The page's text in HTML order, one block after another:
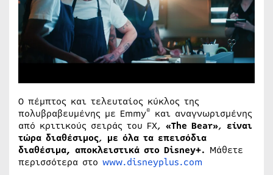
Ο πέμπτος και τελευταίος κύκλος της
πολυβραβευμένης με Emmy® και αναγνωρισμένης
από κριτικούς σειράς του FX, «The Bear», είναι
τώρα διαθέσιμος, με όλα τα επεισόδια
διαθέσιμα, αποκλειστικά στο Disney+. Μάθετε
περισσότερα στο www.disneyplus.com